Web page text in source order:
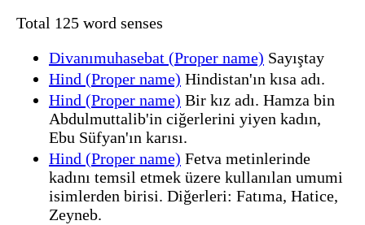
Total 125 word senses
Divanımuhasebat (Proper name) Sayıştay
Hind (Proper name) Hindistan'ın kısa adı.
Hind (Proper name) Bir kız adı. Hamza bin
Abdulmuttalib'in ciğerlerini yiyen kadın,
Ebu Süfyan'ın karısı.
Hind (Proper name) Fetva metinlerinde
kadını temsil etmek üzere kullanılan umumi
isimlerden birisi. Diğerleri: Fatıma, Hatice,
Zeyneb.